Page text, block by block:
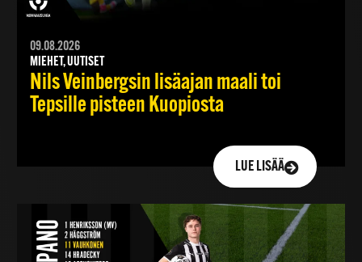
09.08.2026
MIEHET, UUTISET
Nils Veinbergsin lisäajan maali toi
Tepsille pisteen Kuopiosta
LUE LISÄÄ